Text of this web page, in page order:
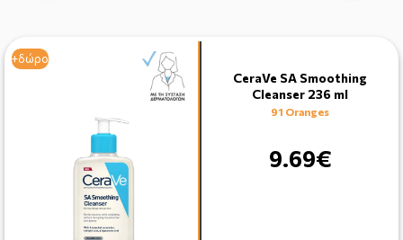
+δώρο
CeraVe SA Smoothing
Cleanser 236 ml
91 Oranges
9.69€